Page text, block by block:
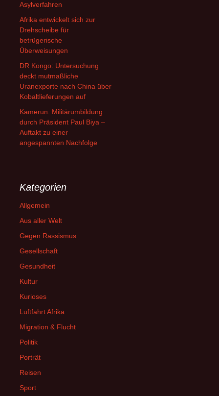
Asylverfahren
Afrika entwickelt sich zur
Drehscheibe für
betrügerische
Überweisungen
DR Kongo: Untersuchung
deckt mutmaßliche
Uranexporte nach China über
Kobaltlieferungen auf
Kamerun: Militärumbildung
durch Präsident Paul Biya –
Auftakt zu einer
angespannten Nachfolge
Kategorien
Allgemein
Aus aller Welt
Gegen Rassismus
Gesellschaft
Gesundheit
Kultur
Kurioses
Luftfahrt Afrika
Migration & Flucht
Politik
Porträt
Reisen
Sport